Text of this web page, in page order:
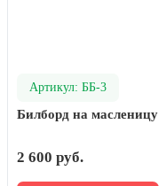
Артикул: ББ-3
Билборд на масленицу
2 600 руб.